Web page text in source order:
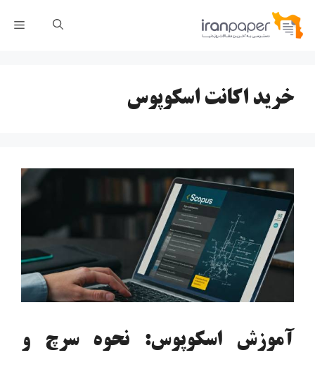
پرش
خرید اکانت اسکوپوس
آموزش اسکوپوس: نحوه سرچ و